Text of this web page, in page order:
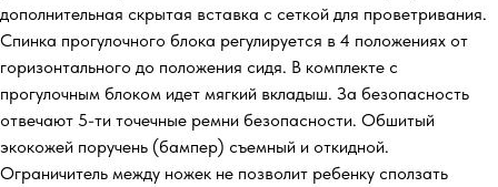
дополнительная скрытая вставка с сеткой для проветривания.
Спинка прогулочного блока регулируется в 4 положениях от
горизонтального до положения сидя. В комплекте с
прогулочным блоком идет мягкий вкладыш. За безопасность
отвечают 5-ти точечные ремни безопасности. Обшитый
экокожей поручень (бампер) съемный и откидной.
Ограничитель между ножек не позволит ребенку сползать